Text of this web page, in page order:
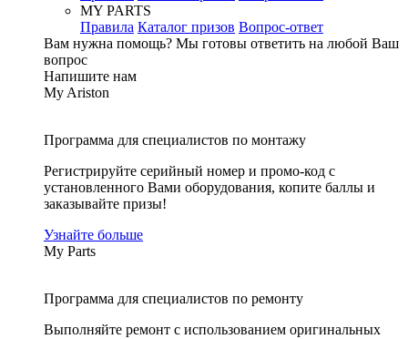
MY PARTS
Правила Каталог призов Вопрос-ответ
Вам нужна помощь? Мы готовы ответить на любой Ваш
вопрос
Напишите нам
My Ariston
Программа для специалистов по монтажу
Регистрируйте серийный номер и промо-код с
установленного Вами оборудования, копите баллы и
заказывайте призы!
Узнайте больше
My Parts
Программа для специалистов по ремонту
Выполняйте ремонт с использованием оригинальных